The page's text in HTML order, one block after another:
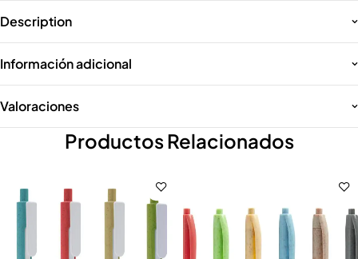
Description
Información adicional
Valoraciones
Productos Relacionados